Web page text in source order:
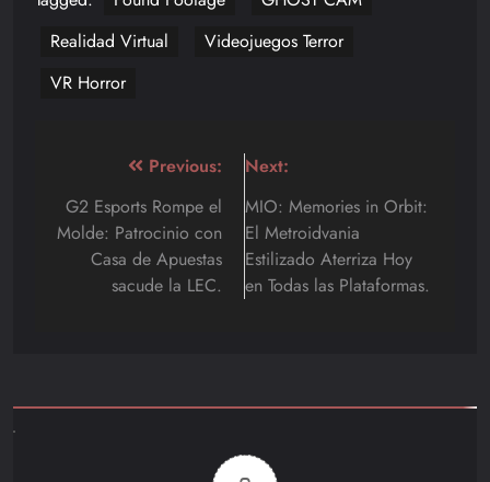
Realidad Virtual
Videojuegos Terror
VR Horror
Navegación
de
entradas
Previous:
G2 Esports Rompe el
Molde: Patrocinio con
Casa de Apuestas
sacude la LEC.
Next:
MIO: Memories in Orbit:
El Metroidvania
Estilizado Aterriza Hoy
en Todas las Plataformas.